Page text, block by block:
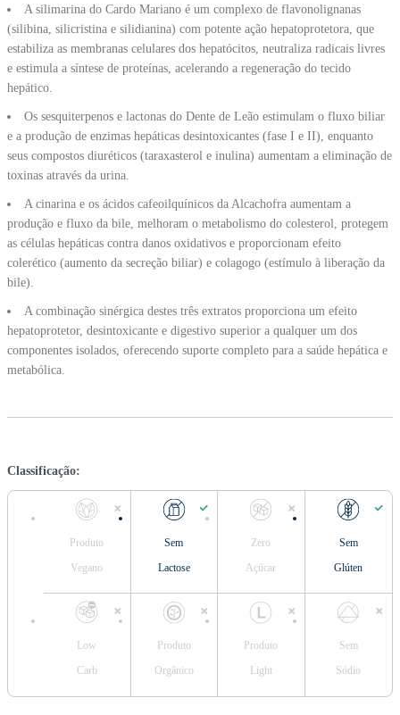
A silimarina do Cardo Mariano é um complexo de flavonolignanas
(silibina, silicristina e silidianina) com potente ação hepatoprotetora, que
estabiliza as membranas celulares dos hepatócitos, neutraliza radicais livres
e estimula a síntese de proteínas, acelerando a regeneração do tecido
hepático.
Os sesquiterpenos e lactonas do Dente de Leão estimulam o fluxo biliar
e a produção de enzimas hepáticas desintoxicantes (fase I e II), enquanto
seus compostos diuréticos (taraxasterol e inulina) aumentam a eliminação de
toxinas através da urina.
A cinarina e os ácidos cafeoilquínicos da Alcachofra aumentam a
produção e fluxo da bile, melhoram o metabolismo do colesterol, protegem
as células hepáticas contra danos oxidativos e proporcionam efeito
colerético (aumento da secreção biliar) e colagogo (estímulo à liberação da
bile).
A combinação sinérgica destes três extratos proporciona um efeito
hepatoprotetor, desintoxicante e digestivo superior a qualquer um dos
componentes isolados, oferecendo suporte completo para a saúde hepática e
metabólica.
Classificação:
Produto
Vegano
Sem
Lactose
Zero
Açúcar
Sem
Glúten
Low
Carb
Produto
Orgânico
Produto
Light
Sem
Sódio